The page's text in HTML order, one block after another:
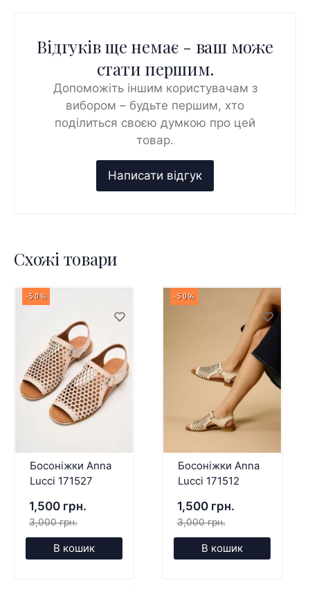
Відгуків ще немає - ваш може
стати першим.
Допоможіть іншим користувачам з
вибором – будьте першим, хто
поділиться своєю думкою про цей
товар.
Схожі товари
-50%
Босоніжки Anna
Lucci 171527
1,500 грн.
3,000 грн.
В кошик
-50%
Босоніжки Anna
Lucci 171512
1,500 грн.
3,000 грн.
В кошик